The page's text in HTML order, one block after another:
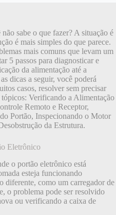
sabe o que fazer? A situação é
é mais simples do que parece.
mais comuns que levam um
5 passos para diagnosticar e
da alimentação até a
dicas a seguir, você poderá
casos, resolver sem precisar
Verificando a Alimentação
Remoto e Receptor,
Portão, Inspecionando o Motor
da Estrutura.
Eletrônico
o portão eletrônico está
esteja funcionando
diferente, como um carregador de
o problema pode ser resolvido
ou verificando a caixa de